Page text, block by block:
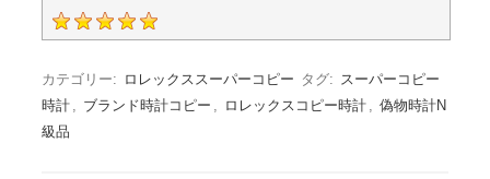
カテゴリー: ロレックススーパーコピー タグ: スーパーコピー
時計 , ブランド時計コピー , ロレックスコピー時計 , 偽物時計N
級品